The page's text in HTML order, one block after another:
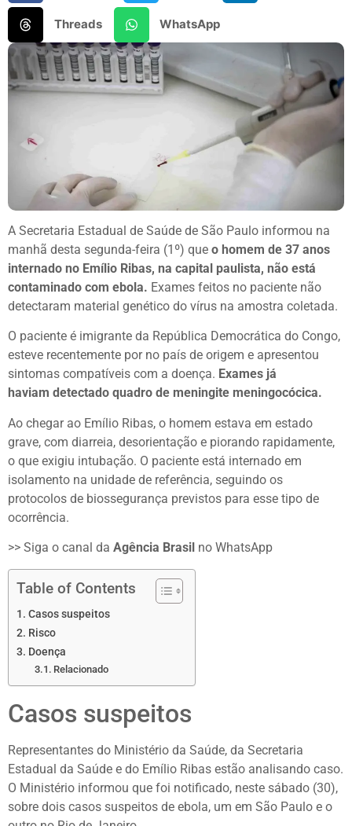
Threads WhatsApp
A Secretaria Estadual de Saúde de São Paulo informou na
manhã desta segunda-feira (1º) que o homem de 37 anos
internado no Emílio Ribas, na capital paulista, não está
contaminado com ebola. Exames feitos no paciente não
detectaram material genético do vírus na amostra coletada.
O paciente é imigrante da República Democrática do Congo,
esteve recentemente por no país de origem e apresentou
sintomas compatíveis com a doença. Exames já
haviam detectado quadro de meningite meningocócica.
Ao chegar ao Emílio Ribas, o homem estava em estado
grave, com diarreia, desorientação e piorando rapidamente,
o que exigiu intubação. O paciente está internado em
isolamento na unidade de referência, seguindo os
protocolos de biossegurança previstos para esse tipo de
ocorrência.
>> Siga o canal da Agência Brasil no WhatsApp
Table of Contents
Casos suspeitos
Risco
Doença
Relacionado
Casos suspeitos
Representantes do Ministério da Saúde, da Secretaria
Estadual da Saúde e do Emílio Ribas estão analisando caso.
O Ministério informou que foi notificado, neste sábado (30),
sobre dois casos suspeitos de ebola, um em São Paulo e o